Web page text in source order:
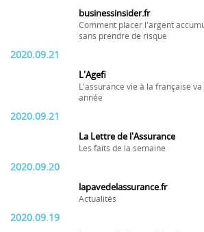
businessinsider.fr
Comment placer l'argent
sans prendre de risque
2020.09.21
L'Agefi
L'assurance vie à la française
année
2020.09.21
La Lettre de l'Assurance
Les faits de la semaine
2020.09.20
lapavedelassurance.fr
Actualités
2020.09.19